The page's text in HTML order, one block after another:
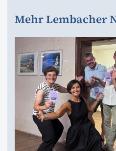
Mehr Lembacher